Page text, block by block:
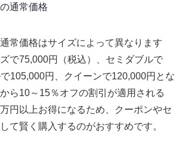
通常価格
常価格はサイズによって異なります
で75,000円（税込）、セミダブルで
105,000円、クイーンで120,000円とな
ら10～15％オフの割引が適用される
円以上お得になるため、クーポンやセ
て賢く購入するのがおすすめです。